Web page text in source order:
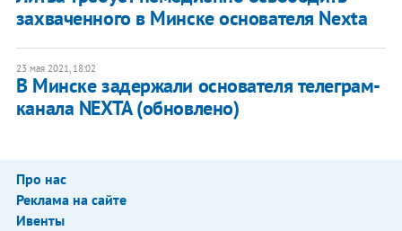
захваченного в Минске основателя Nexta
23 мая 2021, 18:02
В Минске задержали основателя телеграм-
канала NEXTA (обновлено)
Про нас
Реклама на сайте
Ивенты